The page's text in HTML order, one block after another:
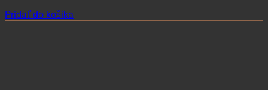
Pridať do košíka